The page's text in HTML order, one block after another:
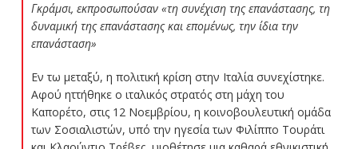
Γκράμσι, εκπροσωπούσαν «τη συνέχιση της επανάστασης, τη
δυναμική της επανάστασης και επομένως, την ίδια την
επανάσταση»
Εν τω μεταξύ, η πολιτική κρίση στην Ιταλία συνεχίστηκε.
Αφού ηττήθηκε ο ιταλικός στρατός στη μάχη του
Καπορέτο, στις 12 Νοεμβρίου, η κοινοβουλευτική ομάδα
των Σοσιαλιστών, υπό την ηγεσία των Φιλίππο Τουράτι